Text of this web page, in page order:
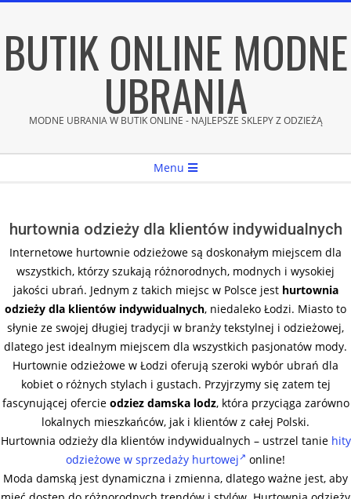
content
BUTIK ONLINE MODNE
UBRANIA
MODNE UBRANIA W BUTIK ONLINE - NAJLEPSZE SKLEPY Z ODZIEŻĄ
Menu
hurtownia odzieży dla klientów indywidualnych
Internetowe hurtownie odzieżowe są doskonałym miejscem dla
wszystkich, którzy szukają różnorodnych, modnych i wysokiej
jakości ubrań. Jednym z takich miejsc w Polsce jest hurtownia
odzieży dla klientów indywidualnych, niedaleko Łodzi. Miasto to
słynie ze swojej długiej tradycji w branży tekstylnej i odzieżowej,
dlatego jest idealnym miejscem dla wszystkich pasjonatów mody.
Hurtownie odzieżowe w Łodzi oferują szeroki wybór ubrań dla
kobiet o różnych stylach i gustach. Przyjrzymy się zatem tej
fascynującej ofercie odziez damska lodz, która przyciąga zarówno
lokalnych mieszkańców, jak i klientów z całej Polski.
Hurtownia odzieży dla klientów indywidualnych – ustrzel tanie hity
odzieżowe w sprzedaży hurtowej
online!
Moda damską jest dynamiczna i zmienna, dlatego ważne jest, aby